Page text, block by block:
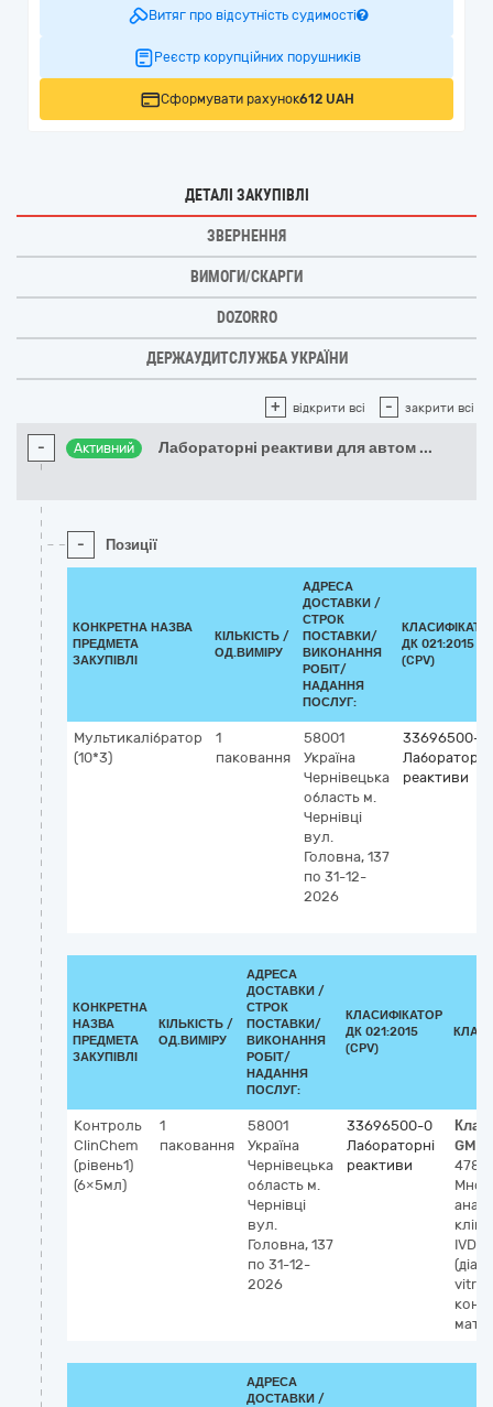
Витяг про відсутність судимості
Реєстр корупційних порушників
Сформувати рахунок612 UAH
ДЕТАЛІ ЗАКУПІВЛІ
ЗВЕРНЕННЯ
ВИМОГИ/СКАРГИ
DOZORRO
ДЕРЖАУДИТСЛУЖБА УКРАЇНИ
+ відкрити всі - закрити всі
- Активний Лабораторні реактиви для автом ...
- Позиції
КОНКРЕТНА НАЗВА
ПРЕДМЕТА
ЗАКУПІВЛІ
КІЛЬКІСТЬ /
ОД.ВИМІРУ
АДРЕСА
ДОСТАВКИ /
СТРОК
ПОСТАВКИ/
ВИКОНАННЯ
РОБІТ/
НАДАННЯ
ПОСЛУГ:
ДК 021:2015
(CPV)
Мультикалібратор
(10*3)
1
паковання
58001
Україна
Чернівецька
область м.
Чернівці
вул.
Головна, 137
по 31-12-
2026
33696500-0
Лабораторні
реактиви
КОНКРЕТНА
НАЗВА
ПРЕДМЕТА
ЗАКУПІВЛІ
КІЛЬКІСТЬ /
ОД.ВИМІРУ
АДРЕСА
ДОСТАВКИ /
СТРОК
ПОСТАВКИ/
ВИКОНАННЯ
РОБІТ/
НАДАННЯ
ПОСЛУГ:
КЛАСИФІКАТОР
ДК 021:2015
(CPV)
Контроль
ClinChem
(рівень1)
(6×5мл)
1
паковання
58001
Україна
Чернівецька
область м.
Чернівці
вул.
Головна, 137
по 31-12-
2026
33696500-0
Лабораторні
реактиви
IVD
vitro),
АДРЕСА
ДОСТАВКИ /